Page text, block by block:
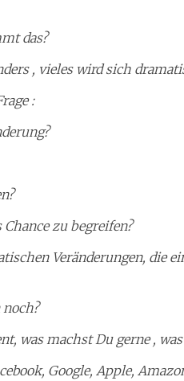
das?
, vieles wird sich
:
zu begreifen?
Veränderungen, die
noch?
was machst Du gerne ,
Google, Apple,